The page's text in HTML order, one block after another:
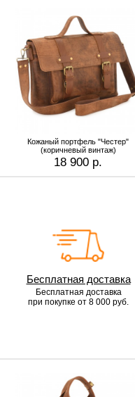
Кожаный портфель "Честер"
(коричневый винтаж)
18 900 р.
Бесплатная доставка
Бесплатная доставка
при покупке от 8 000 руб.